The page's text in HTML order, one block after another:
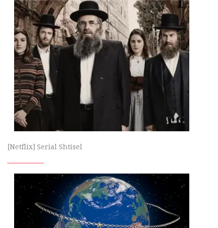
[Netflix] Serial Shtisel